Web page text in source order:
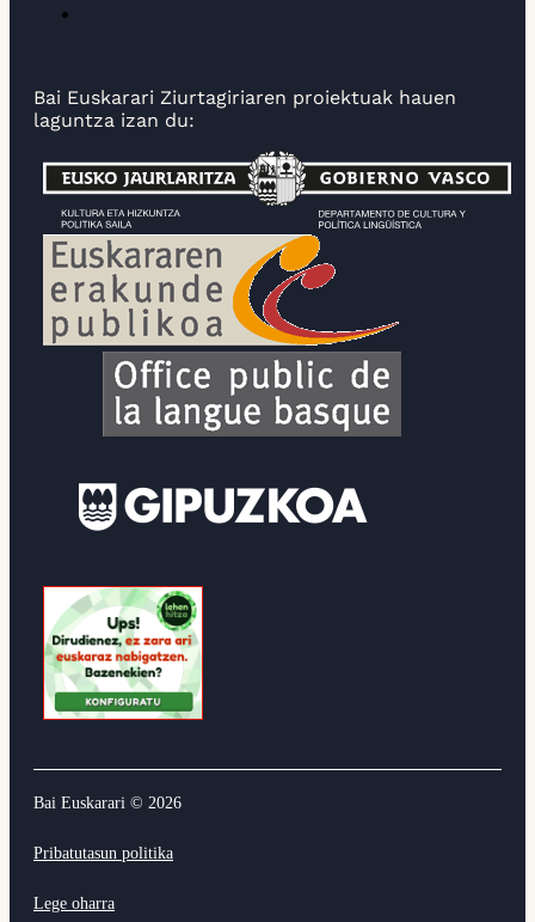
Bai Euskarari Ziurtagiriaren proiektuak hauen
laguntza izan du:
Bai Euskarari © 2026
Pribatutasun politika
Lege oharra